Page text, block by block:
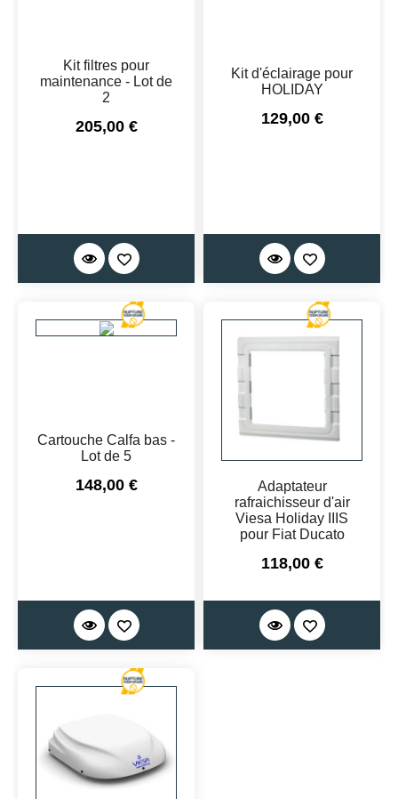
Kit filtres pour
maintenance - Lot de
2
Prix
205,00 €
Kit d'éclairage pour
HOLIDAY
Prix
129,00 €
Cartouche Calfa bas -
Lot de 5
Prix
148,00 €
Adaptateur
rafraichisseur d'air
Viesa Holiday IIIS
pour Fiat Ducato
Prix
118,00 €